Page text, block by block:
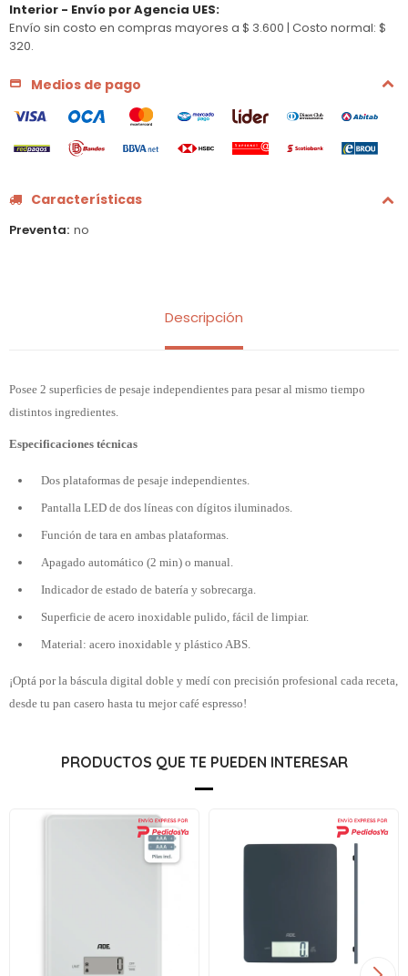
Interior - Envío por Agencia UES:
Envío sin costo en compras mayores a $ 3.600 | Costo normal: $
320.
Medios de pago
Características
Preventa no
Descripción
Posee 2 superficies de pesaje independientes para pesar al mismo tiempo
distintos ingredientes.
Especificaciones técnicas
Dos plataformas de pesaje independientes.
Pantalla LED de dos líneas con dígitos iluminados.
Función de tara en ambas plataformas.
Apagado automático (2 min) o manual.
Indicador de estado de batería y sobrecarga.
Superficie de acero inoxidable pulido, fácil de limpiar.
Material: acero inoxidable y plástico ABS.
¡Optá por la báscula digital doble y medí con precisión profesional cada receta,
desde tu pan casero hasta tu mejor café espresso!
PRODUCTOS QUE TE PUEDEN INTERESAR